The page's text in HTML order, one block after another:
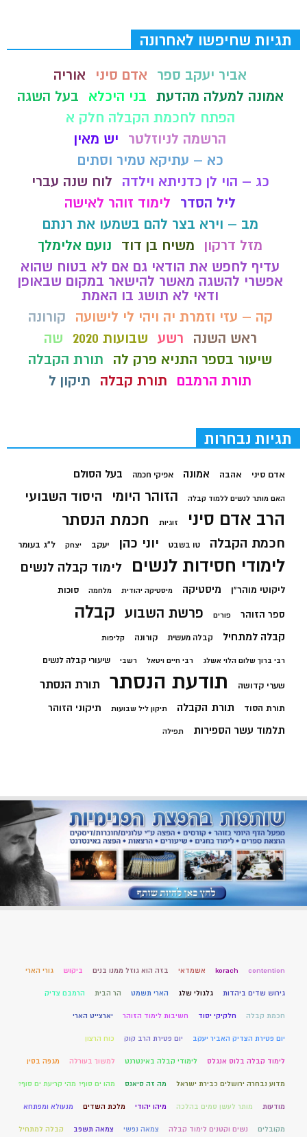
תגיות שחיפשו לאחרונה
אביר יעקב ספר אדם סיני
אוריה
אמונה למעלה מהדעת בני היכלא
בעל השגה
הפתח לחכמת הקבלה חלק א
הרשמה לניוזלטר
יש מאין
כא – עתיקא טמיר וסתים
כג – הוי לן כדניתא וילדה
לוח שנה עברי
ליל הסדר
לימוד זוהר לאישה
מב – וירא בצר להם בשמעו את רנתם
מזל דרקון
משיח בן דוד
נועם אלימלך
עדיף לחפש את הודאי גם אם לא בטוח שהוא
אפשרי להשגה מאשר להישאר במקום שבאופן
ודאי לא תושג בו האמת
קה – עזי וזמרת יה ויהי לי לישועה
קורונה
ראש השנה
רשע שבועות 2020
שה
שיעור בספר התניא פרק לה
תורת הקבלה
תורת הרמבם
תורת קבלה תיקון ל
תגיות נבחרות
אדם סיני אהבה אמונה אפיקי חכמה בעל הסולם
האם מותר לנשים ללמוד קבלה הזוהר היומי היסוד השבועי
הרב אדם סיני זוגיות חכמת הנסתר
חכמת הקבלה טו בשבט יוני כהן יעקב יצחק ל"ג בעומר
לימודי חסידות לנשים לימוד קבלה לנשים
ליקוטי מוהר"ן מיסטיקה מיסטיקה יהודית מלחמה סוכות
ספר הזוהר פורים פרשת השבוע קבלה
קבלה למתחיל קבלה מעשית קורונה קליפות
רבי ברוך שלום הלוי אשלג רבי חיים ויטאל רשבי שיעורי קבלה לנשים
שערי קדושה תודעת הנסתר תורת הנסתר
תורת הסוד תורת הקבלה תיקון ליל שבועות תיקוני הזוהר
תלמוד עשר הספירות תפילה
contention
korach אשמדאי בזה הוא גוזל ממנו בנים ביקוש גורי הארי
גירוש שדים ביהדות גלגולי שלג הארי תשמט הר הבית הרמבם צדיק
חכמת קבלה חלקיקי יסוד חשיבות לימוד הזוהר יארצייט הארי
יום פטירת הצדיק האביר יעקב יום פטירת הרב קוק כוח הרצון
לימוד קבלה בלוס אנגלס לימודי קבלה באינטרנט למשוך בעורלה מגפה בסין
מדוע נבחרה ירושלים כבירת ישראל מה זה סיאנס מהו ים סוף? מהי קריעת ים סוף?
מודעות מותר לעשן סמים בהלכה מיהו יהודי מלכת השדים מנעולא ומפתחא
מקובלים נשים וקטנים לימוד קבלה צמאה נפשי צמאה תשפב קבלה למתחיל